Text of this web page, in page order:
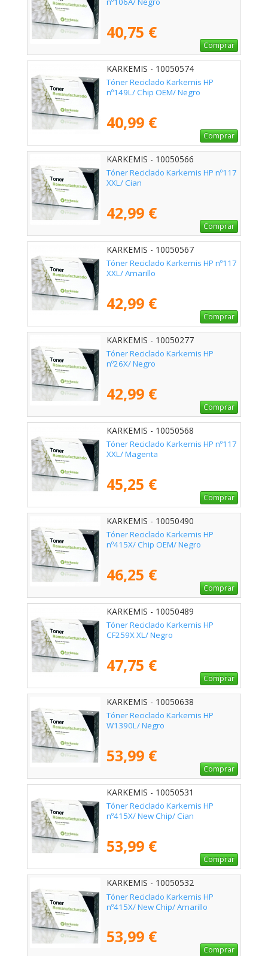
40,75 €
Comprar
KARKEMIS - 10050574
Tóner Reciclado Karkemis HP
nº149L/ Chip OEM/ Negro
40,99 €
Comprar
KARKEMIS - 10050566
Tóner Reciclado Karkemis HP nº117
XXL/ Cian
42,99 €
Comprar
KARKEMIS - 10050567
Tóner Reciclado Karkemis HP nº117
XXL/ Amarillo
42,99 €
Comprar
KARKEMIS - 10050277
Tóner Reciclado Karkemis HP
nº26X/ Negro
42,99 €
Comprar
KARKEMIS - 10050568
Tóner Reciclado Karkemis HP nº117
XXL/ Magenta
45,25 €
Comprar
KARKEMIS - 10050490
Tóner Reciclado Karkemis HP
nº415X/ Chip OEM/ Negro
46,25 €
Comprar
KARKEMIS - 10050489
Tóner Reciclado Karkemis HP
CF259X XL/ Negro
47,75 €
Comprar
KARKEMIS - 10050638
Tóner Reciclado Karkemis HP
W1390L/ Negro
53,99 €
Comprar
KARKEMIS - 10050531
Tóner Reciclado Karkemis HP
nº415X/ New Chip/ Cian
53,99 €
Comprar
KARKEMIS - 10050532
Tóner Reciclado Karkemis HP
nº415X/ New Chip/ Amarillo
53,99 €
Comprar